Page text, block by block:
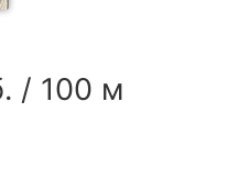
/ 100 м